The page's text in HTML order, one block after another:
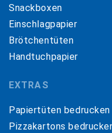
Snackboxen
Einschlagpapier
Brötchentüten
Handtuchpapier
EXTRAS
Papiertüten bedrucken
Pizzakartons